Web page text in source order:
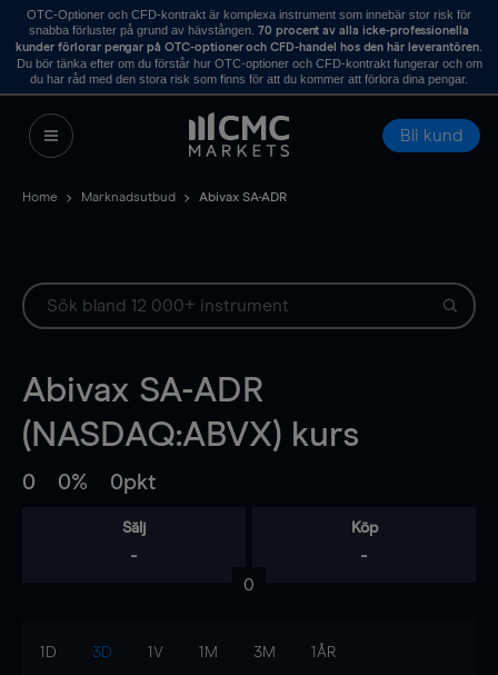
OTC-Optioner och CFD-kontrakt är komplexa instrument som innebär stor risk för
snabba förluster på grund av hävstången. 70 procent av alla icke-professionella
kunder förlorar pengar på OTC-optioner och CFD-handel hos den här leverantören.
Du bör tänka efter om du förstår hur OTC-optioner och CFD-kontrakt fungerar och om
du har råd med den stora risk som finns för att du kommer att förlora dina pengar.
Bli kund
Home Marknadsutbud Abivax SA-ADR
Abivax SA-ADR
(NASDAQ:ABVX) kurs
0 0% 0pkt
Sälj
-
Köp
-
0
1D 3D 1V 1M 3M 1ÅR